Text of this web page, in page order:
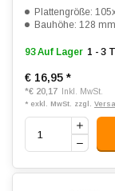
Plattengröße:
Bauhöhe: 128 mm
93 Auf Lager 1 - 3
€ 16,95 *
*€ 20,17 Inkl. MwSt.
* exkl. MwSt. zzgl.